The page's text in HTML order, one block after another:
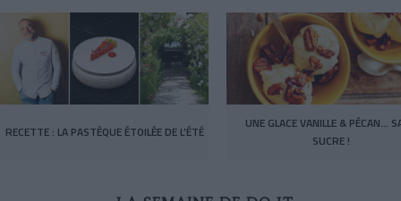
RECETTE : LA PASTÈQUE ÉTOILÉE DE L’ÉTÉ
UNE GLACE VANILLE & PÉCAN…
SUCRE !